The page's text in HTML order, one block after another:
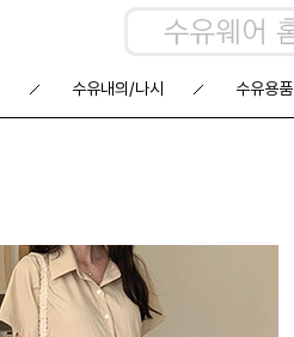
수유내의/나시 수유용품